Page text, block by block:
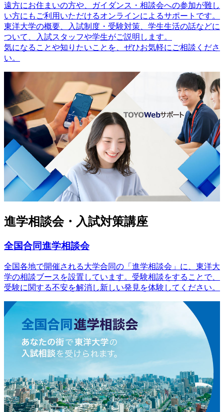
遠方にお住まいの方や、ガイダンス・相談会への参加が難し
い方にもご利用いただけるオンラインによるサポートです。
東洋大学の概要、入試制度・受験対策、学生生活の話などに
ついて、入試スタッフや学生がご説明します。
気になることや知りたいことを、ぜひお気軽にご相談くださ
い。
進学相談会・入試対策講座
全国合同進学相談会
全国各地で開催される大学合同の「進学相談会」に、東洋大
学の相談ブースを設置しています。受験相談をすることで、
受験に関する不安を解消し新しい発見を体験してください。